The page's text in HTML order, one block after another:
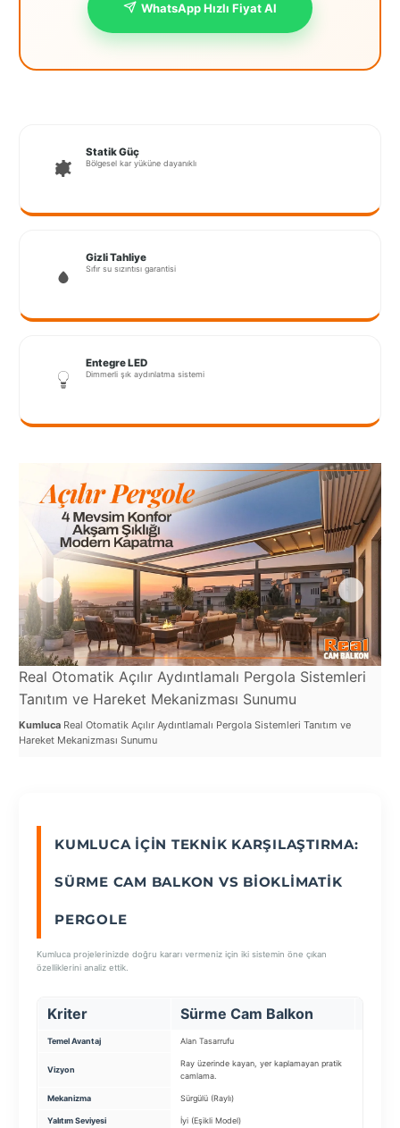
WhatsApp Hızlı Fiyat Al
Statik Güç
Bölgesel kar yüküne dayanıklı
Gizli Tahliye
Sıfır su sızıntısı garantisi
Entegre LED
Dimmerli şık aydınlatma sistemi
Real Otomatik Açılır Aydıntlamalı Pergola Sistemleri
Tanıtım ve Hareket Mekanizması Sunumu
Kumluca Real Otomatik Açılır Aydıntlamalı Pergola Sistemleri Tanıtım ve
Hareket Mekanizması Sunumu
KUMLUCA İÇIN TEKNIK KARŞILAŞTIRMA:
SÜRME CAM BALKON VS BIOKLIMATIK
PERGOLE
Kumluca projelerinizde doğru kararı vermeniz için iki sistemin öne çıkan
özelliklerini analiz ettik.
Kriter Sürme Cam Balkon
Temel Avantaj Alan Tasarrufu
Vizyon
Ray üzerinde kayan, yer kaplamayan pratik
camlama.
Mekanizma Sürgülü (Raylı)
Yalıtım Seviyesi İyi (Eşikli Model)
İstanbul
Avrupa
Kocaeli
Muğla
Coquitlam
Sakarya
Sivas
switzerland
Tilburg
Van
Yalova
VAZGEÇ